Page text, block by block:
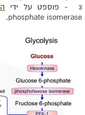
3 - פוספט על ידי
phosphate isomerase.